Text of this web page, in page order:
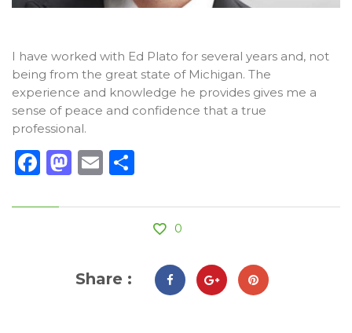
I have worked with Ed Plato for several years and, not
being from the great state of Michigan. The
experience and knowledge he provides gives me a
sense of peace and confidence that a true
professional.
Facebook
Mastodon
Email
0
Share :